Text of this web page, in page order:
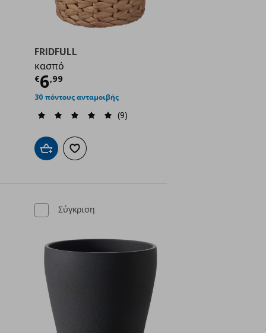
€ 0,89
FRIDFULL
κασπό
€6,99
Τρέχουσα τιμή
30 πόντους ανταμοιβής
(9)
Προσθήκη στο καλάθι
Προσθήκη στα αγαπημένα
Σύγκριση